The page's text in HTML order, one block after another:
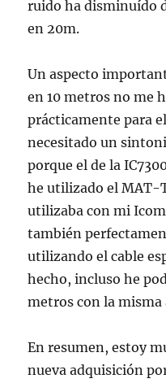
ruido ha disminuído
en 20m.
Un aspecto
en 10 metros no me
prácticamente para
necesitado un
porque el de la
he utilizado el MAT-
utilizaba con mi
también
utilizando el cable
hecho, incluso he
metros con la misma
En resumen, estoy
nueva adquisición